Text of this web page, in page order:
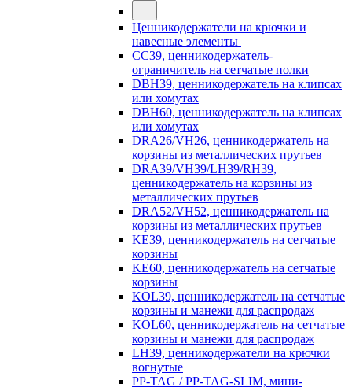
Ценникодержатели на крючки и
навесные элементы
CC39, ценникодержатель-
ограничитель на сетчатые полки
DBH39, ценникодержатель на клипсах
или хомутах
DBH60, ценникодержатель на клипсах
или хомутах
DRA26/VH26, ценникодержатель на
корзины из металлических прутьев
DRA39/VH39/LH39/RH39,
ценникодержатель на корзины из
металлических прутьев
DRA52/VH52, ценникодержатель на
корзины из металлических прутьев
KE39, ценникодержатель на сетчатые
корзины
KE60, ценникодержатель на сетчатые
корзины
KOL39, ценникодержатель на сетчатые
корзины и манежи для распродаж
KOL60, ценникодержатель на сетчатые
корзины и манежи для распродаж
LH39, ценникодержатели на крючки
вогнутые
PP-TAG / PP-TAG-SLIM, мини-